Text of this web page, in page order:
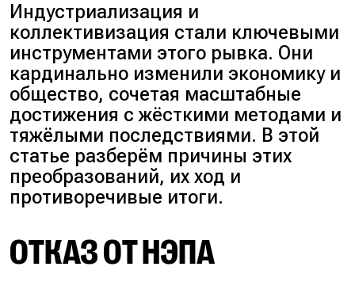
Индустриализация и
коллективизация стали ключевыми
инструментами этого рывка. Они
кардинально изменили экономику и
общество, сочетая масштабные
достижения с жёсткими методами и
тяжёлыми последствиями. В этой
статье разберём причины этих
преобразований, их ход и
противоречивые итоги.
ОТКАЗ ОТ НЭПА